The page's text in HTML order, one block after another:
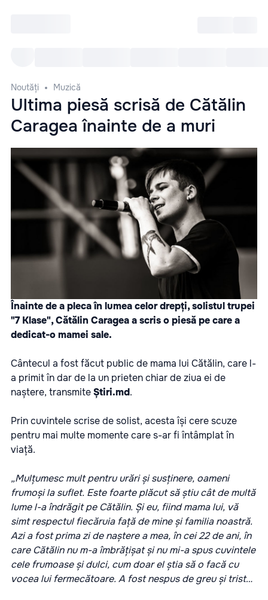
Noutăți Muzică
Ultima piesă scrisă de Cătălin
Caragea înainte de a muri
Înainte de a pleca în lumea celor drepți, solistul trupei
"7 Klase", Cătălin Caragea a scris o piesă pe care a
dedicat-o mamei sale.
Cântecul a fost făcut public de mama lui Cătălin, care l-
a primit în dar de la un prieten chiar de ziua ei de
naștere, transmiteȘtiri.md.
Prin cuvintele scrise de solist, acesta își cere scuze
pentru mai multe momente care s-ar fi întâmplat în
viață.
„Mulțumesc mult pentru urări și susținere, oameni
frumoși la suflet. Este foarte plăcut să știu cât de multă
lume l-a îndrăgit pe Cătălin. Și eu, fiind mama lui, vă
simt respectul fiecăruia față de mine și familia noastră.
Azi a fost prima zi de naștere a mea, în cei 22 de ani, în
care Cătălin nu m-a îmbrățișat și nu mi-a spus cuvintele
cele frumoase și dulci, cum doar el știa să o facă cu
vocea lui fermecătoare. A fost nespus de greu și trist…